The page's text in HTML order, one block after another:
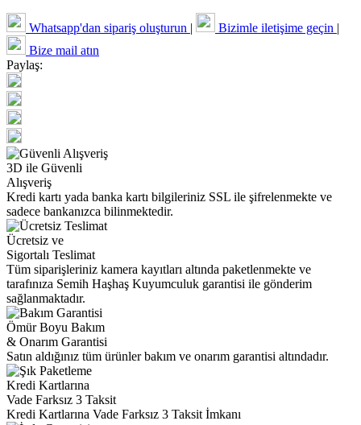
Whatsapp'dan sipariş oluşturun | Bizimle iletişime geçin |
Bize mail atın
Paylaş:
3D ile Güvenli
Alışveriş
Kredi kartı yada banka kartı bilgileriniz SSL ile şifrelenmekte ve
sadece bankanızca bilinmektedir.
Ücretsiz ve
Sigortalı Teslimat
Tüm siparişleriniz kamera kayıtları altında paketlenmekte ve
tarafınıza Semih Haşhaş Kuyumculuk garantisi ile gönderim
sağlanmaktadır.
Ömür Boyu Bakım
& Onarım Garantisi
Satın aldığınız tüm ürünler bakım ve onarım garantisi altındadır.
Kredi Kartlarına
Vade Farksız 3 Taksit
Kredi Kartlarına Vade Farksız 3 Taksit İmkanı